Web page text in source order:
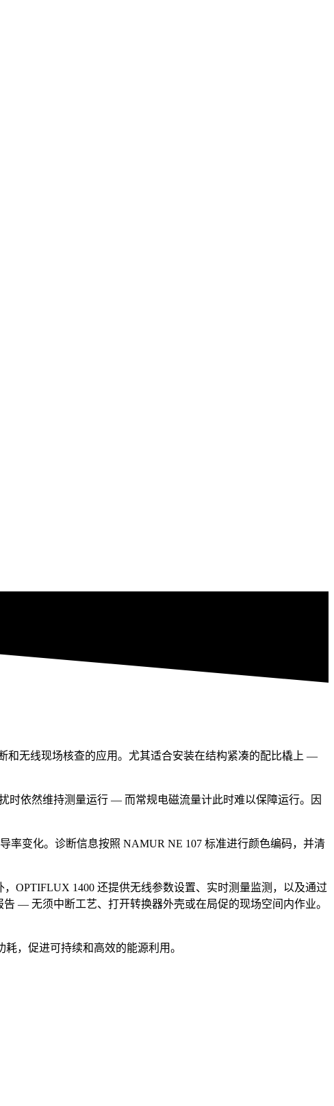
和无线现场核查的应用。尤其适合安装在结构紧凑的配比橇上 —
时依然维持测量运行 — 而常规电磁流量计此时难以保障运行。因
率变化。诊断信息按照 NAMUR NE 107 标准进行颜色编码，并清
OPTIFLUX 1400 还提供无线参数设置、实时测量监测，以及通过
— 无须中断工艺、打开转换器外壳或在局促的现场空间内作业。
，促进可持续和高效的能源利用。